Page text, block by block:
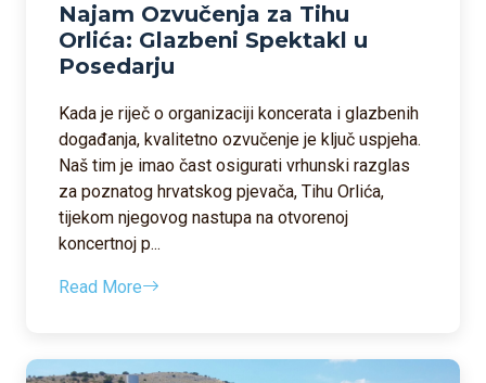
Najam Ozvučenja za Tihu
Orlića: Glazbeni Spektakl u
Posedarju
Kada je riječ o organizaciji koncerata i glazbenih
događanja, kvalitetno ozvučenje je ključ uspjeha.
Naš tim je imao čast osigurati vrhunski razglas
za poznatog hrvatskog pjevača, Tihu Orlića,
tijekom njegovog nastupa na otvorenoj
koncertnoj p...
Read More